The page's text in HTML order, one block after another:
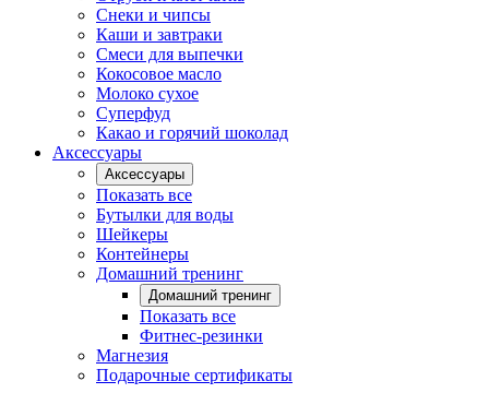
Снеки и чипсы
Каши и завтраки
Смеси для выпечки
Кокосовое масло
Молоко сухое
Суперфуд
Какао и горячий шоколад
Аксессуары
Аксессуары
Показать все
Бутылки для воды
Шейкеры
Контейнеры
Домашний тренинг
Домашний тренинг
Показать все
Фитнес-резинки
Магнезия
Подарочные сертификаты